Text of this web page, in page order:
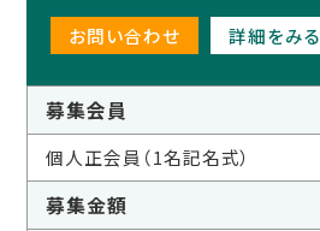
お問い合わせ 詳細をみる
募集会員
個人正会員（1名記名式）
募集金額